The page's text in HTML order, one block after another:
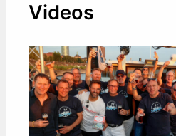
Videos